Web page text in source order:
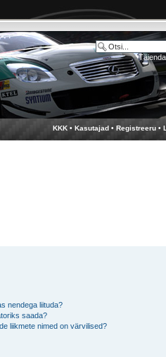
KKK • Kasutajad • Registreeru •
nendega liituda?
saada?
liikmete nimed on värvilised?